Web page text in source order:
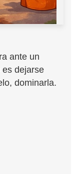
ante un
es dejarse
dominarla.